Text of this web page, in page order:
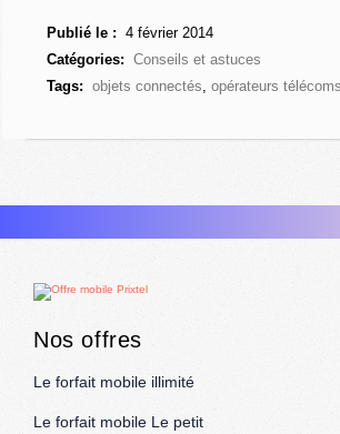
Publié le : 4 février 2014
Catégories:
Conseils et astuces
Tags:
objets connectés ,opérateurs télécoms
Nos offres
Le forfait mobile illimité
Le forfait mobile Le petit